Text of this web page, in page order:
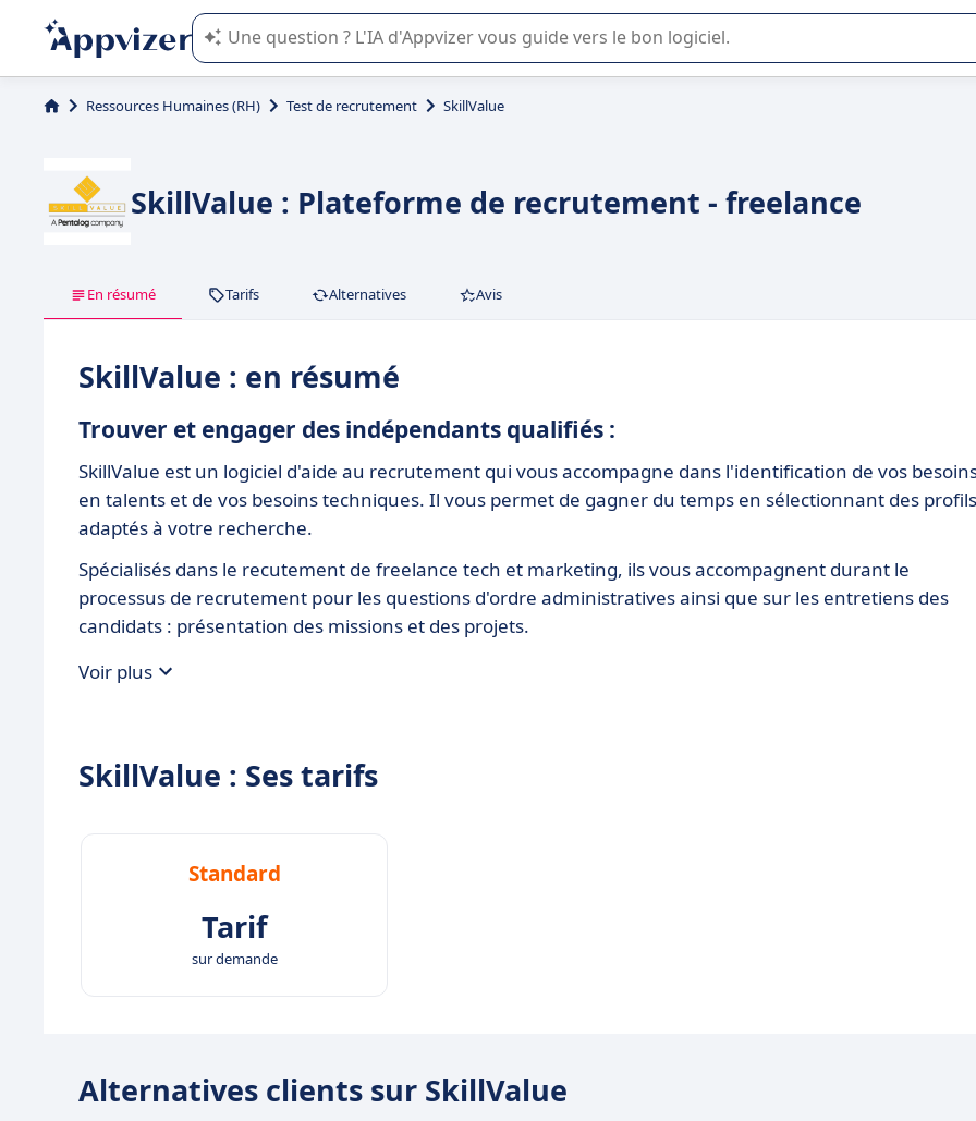
L'IA de Appvizer vous guide dans l'utilisation ou la sélection de logiciel SaaS en entreprise.
Ressources Humaines (RH) Test de recrutement SkillValue
SkillValue : Plateforme de recrutement - freelance
En résumé Tarifs Alternatives Avis
SkillValue : en résumé
Trouver et engager des indépendants qualifiés :
SkillValue est un logiciel d'aide au recrutement qui vous accompagne dans l'identification de vos
en talents et de vos besoins techniques. Il vous permet de gagner du temps en sélectionnant des profils
adaptés à votre recherche.
Spécialisés dans le recutement de freelance tech et marketing, ils vous accompagnent durant le
processus de recrutement pour les questions d'ordre administratives ainsi que sur les entretiens des
candidats : présentation des missions et des projets.
Voir plus
SkillValue : Ses tarifs
Standard
Tarif
sur demande
Alternatives clients sur SkillValue